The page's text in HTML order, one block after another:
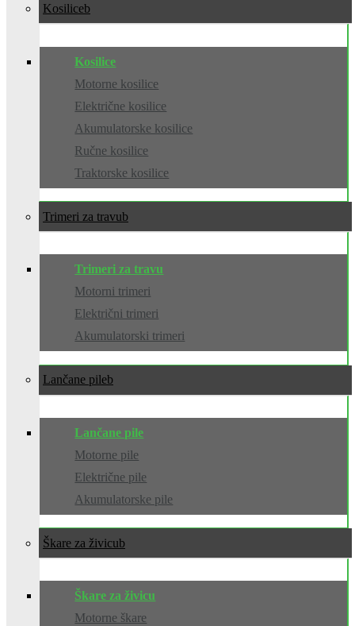
Kosilice
Kosilice
Motorne kosilice
Električne kosilice
Akumulatorske kosilice
Ručne kosilice
Traktorske kosilice
Trimeri za travu
Trimeri za travu
Motorni trimeri
Električni trimeri
Akumulatorski trimeri
Lančane pile
Lančane pile
Motorne pile
Električne pile
Akumulatorske pile
Škare za živicu
Škare za živicu
Motorne škare